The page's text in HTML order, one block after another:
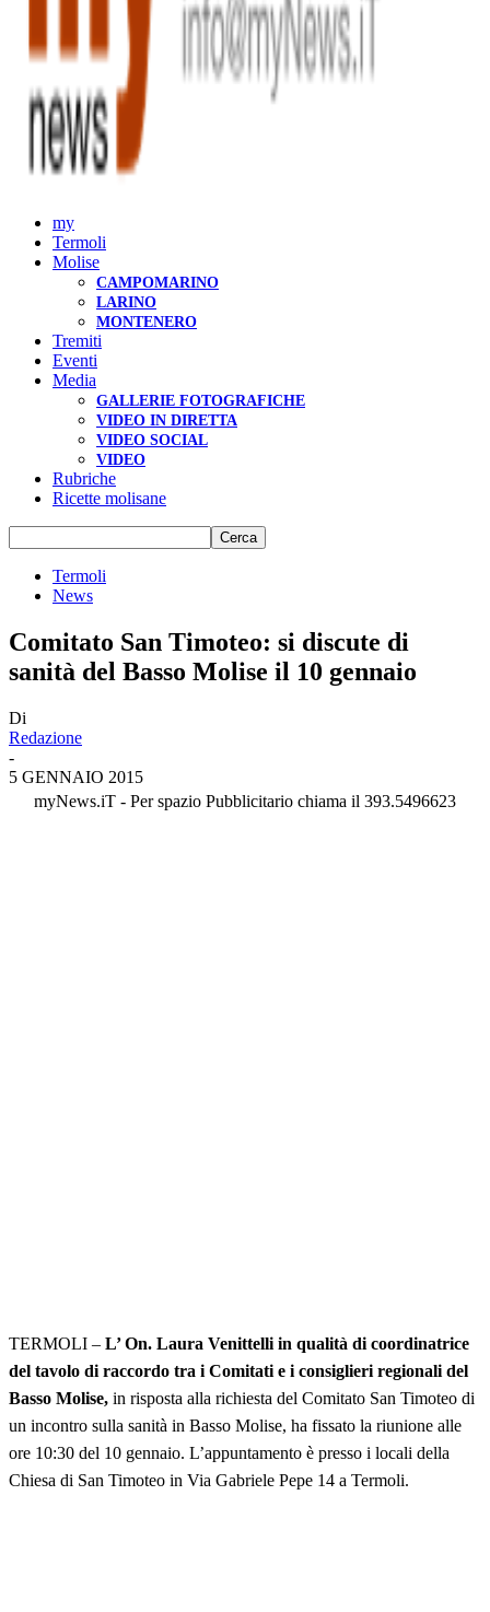
my
Termoli
Molise
CAMPOMARINO
LARINO
MONTENERO
Tremiti
Eventi
Media
GALLERIE FOTOGRAFICHE
VIDEO IN DIRETTA
VIDEO SOCIAL
VIDEO
Rubriche
Ricette molisane
Termoli
News
Comitato San Timoteo: si discute di
sanità del Basso Molise il 10 gennaio
Di
Redazione
-
5 GENNAIO 2015
myNews.iT - Per spazio Pubblicitario chiama il 393.5496623
TERMOLI – L’ On. Laura Venittelli in qualità di coordinatrice
del tavolo di raccordo tra i Comitati e i consiglieri regionali del
Basso Molise, in risposta alla richiesta del Comitato San Timoteo di
un incontro sulla sanità in Basso Molise, ha fissato la riunione alle
ore 10:30 del 10 gennaio. L’appuntamento è presso i locali della
Chiesa di San Timoteo in Via Gabriele Pepe 14 a Termoli.